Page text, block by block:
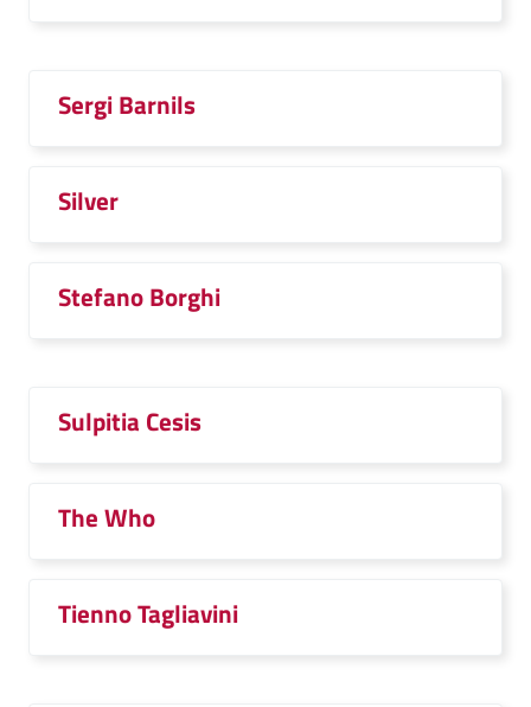
Sergi Barnils
Silver
Stefano Borghi
Sulpitia Cesis
The Who
Tienno Tagliavini